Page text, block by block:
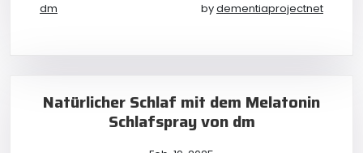
dm bydementiaprojectnet
Natürlicher Schlaf mit dem Melatonin
Schlafspray von dm